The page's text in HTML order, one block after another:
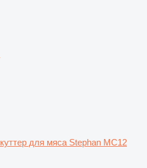
куттер для мяса Stephan MC12